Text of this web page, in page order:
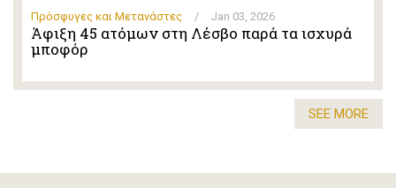
Πρόσφυγες και Μετανάστες / Jan 03, 2026
Άφιξη 45 ατόμων στη Λέσβο παρά τα ισχυρά
μποφόρ
SEE MORE